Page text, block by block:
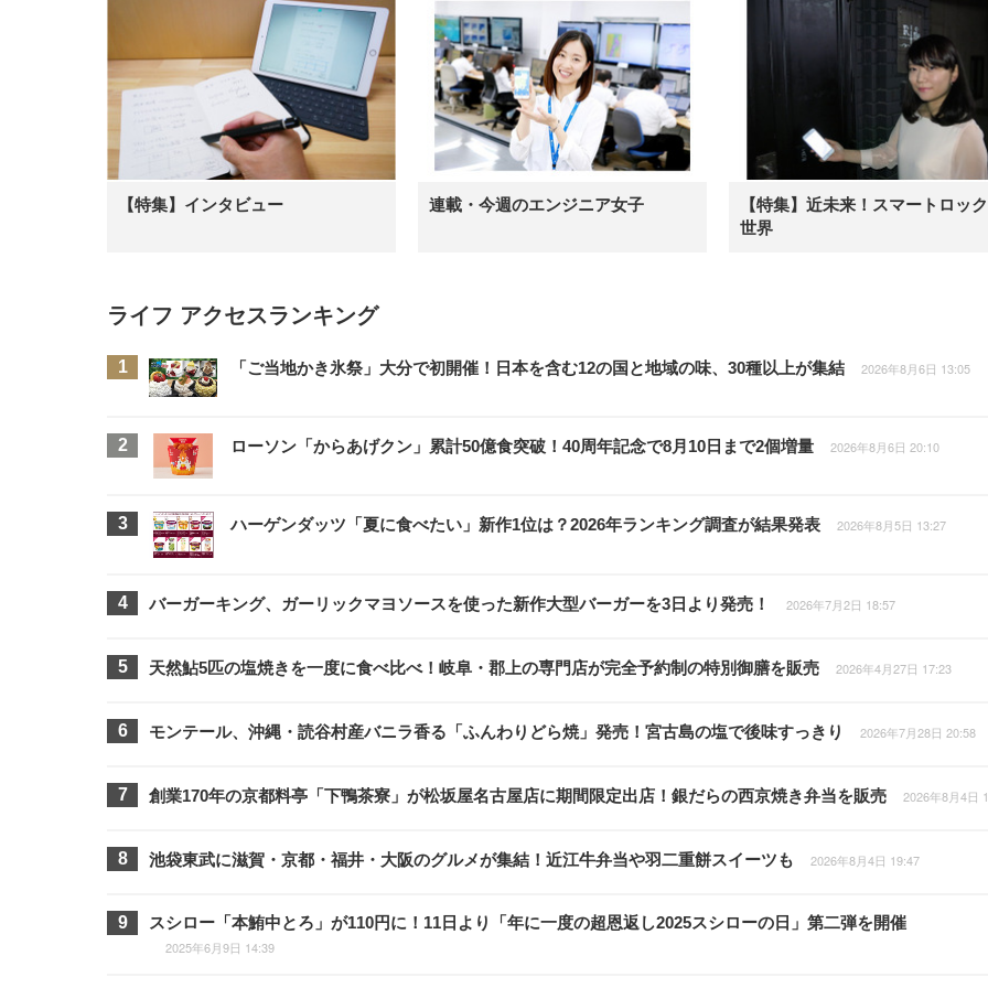
【特集】インタビュー 連載・今週のエンジニア女子
【特集】近未来！スマートロッ
世界
ライフ アクセスランキング
「ご当地かき氷祭」大分で初開催！日本を含む12の国と地域の味、30種以上が集結 2026年8月6日 13:05
ローソン「からあげクン」累計50億食突破！40周年記念で8月10日まで2個増量 2026年8月6日 20:10
ハーゲンダッツ「夏に食べたい」新作1位は？2026年ランキング調査が結果発表 2026年8月5日 13:27
バーガーキング、ガーリックマヨソースを使った新作大型バーガーを3日より発売！ 2026年7月2日 18:57
天然鮎5匹の塩焼きを一度に食べ比べ！岐阜・郡上の専門店が完全予約制の特別御膳を販売 2026年4月27日 17:23
モンテール、沖縄・読谷村産バニラ香る「ふんわりどら焼」発売！宮古島の塩で後味すっきり 2026年7月28日 20:58
創業170年の京都料亭「下鴨茶寮」が松坂屋名古屋店に期間限定出店！銀だらの西京焼き弁当を販売 2026年8月4日
池袋東武に滋賀・京都・福井・大阪のグルメが集結！近江牛弁当や羽二重餅スイーツも 2026年8月4日 19:47
スシロー「本鮪中とろ」が110円に！11日より「年に一度の超恩返し2025スシローの日」第二弾を開催
2025年6月9日 14:39